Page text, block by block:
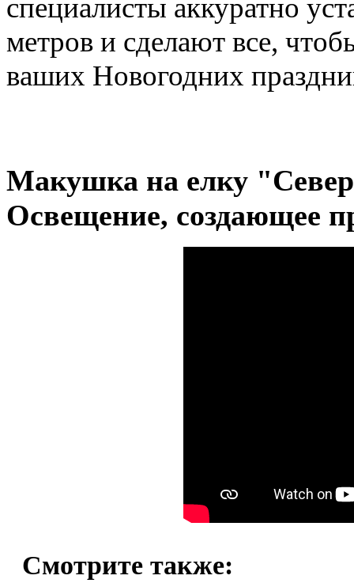
специалисты аккуратно
метров и сделают все,
ваших Новогодних
Макушка на елку
Освещение, создающее
Смотрите также: